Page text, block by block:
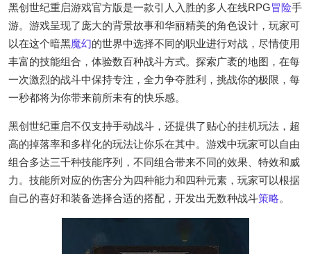
黑创世纪重启游戏官方版是一款引人入胜的多人在线RPG冒险手
游。游戏呈现了庞大的背景故事和华丽精美的角色设计，玩家可
以在这个暗黑魔幻的世界中选择不同的职业进行对战，尽情使用
丰富的技能组合，体验数百种战斗方式。探索广袤的地图，在每
一次激烈的战斗中保持专注，全力争夺胜利，挑战你的极限，每
一秒都将为你带来前所未有的快乐感。
黑创世纪重启不仅支持手动战斗，还提供了贴心的挂机玩法，超
高的掉落率和多样化的玩法让你乐在其中。游戏中玩家可以自由
组合多达三千种技能序列，不同组合带来不同的效果、特效和威
力。技能所对应的伤害分为四种能力和四种元素，玩家可以根据
自己的喜好和装备选择合适的搭配，开发出无数种战斗策略。